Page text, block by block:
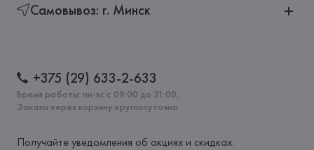
Самовывоз: г. Минск
+375 (29) 633-2-633
Время работы: пн-вс с 09:00 до 21:00,
Заказы через корзину круглосуточно
Получайте уведомления об акциях и скидках: